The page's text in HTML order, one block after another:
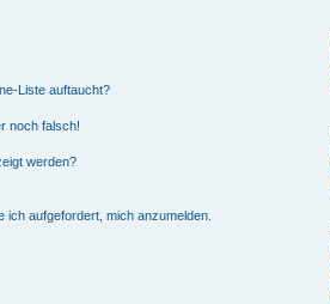
Liste auftaucht?
noch falsch!
werden?
aufgefordert, mich anzumelden.